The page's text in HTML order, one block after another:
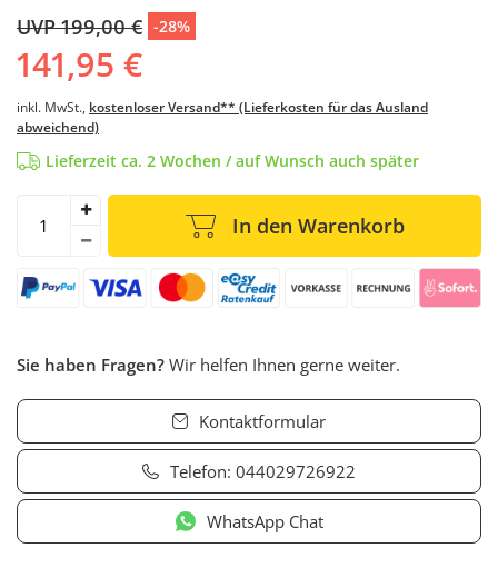
UVP 199,00 € -28%
141,95 €
inkl. MwSt., kostenloser Versand** (Lieferkosten für das Ausland
abweichend)
Lieferzeit ca. 2 Wochen / auf Wunsch auch später
In den Warenkorb
Sie haben Fragen? Wir helfen Ihnen gerne weiter.
Kontaktformular
Telefon: 044029726922
WhatsApp Chat